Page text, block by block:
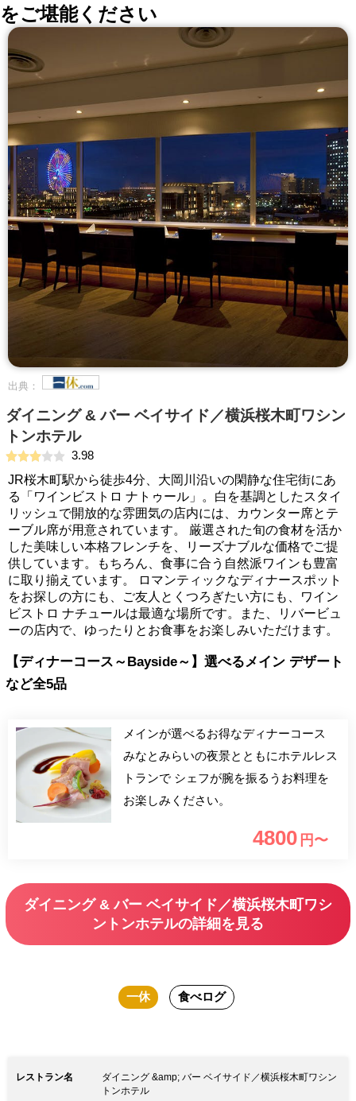
をご堪能ください
出典：
ダイニング & バー ベイサイド／横浜桜木町ワシン
トンホテル
3.98
JR桜木町駅から徒歩4分、大岡川沿いの閑静な住宅街にあ
る「ワインビストロ ナトゥール」。白を基調としたスタイ
リッシュで開放的な雰囲気の店内には、カウンター席とテ
ーブル席が用意されています。 厳選された旬の食材を活か
した美味しい本格フレンチを、リーズナブルな価格でご提
供しています。もちろん、食事に合う自然派ワインも豊富
に取り揃えています。 ロマンティックなディナースポット
をお探しの方にも、ご友人とくつろぎたい方にも、ワイン
ビストロ ナチュールは最適な場所です。また、リバービュ
ーの店内で、ゆったりとお食事をお楽しみいただけます。
【ディナーコース～Bayside～】選べるメイン デザート
など全5品
メインが選べるお得なディナーコース
みなとみらいの夜景とともにホテルレス
トランで シェフが腕を振るうお料理を
お楽しみください。
4800 円〜
ダイニング & バー ベイサイド／横浜桜木町ワシ
ントンホテルの詳細を見る
一休 食べログ
レストラン名
ダイニング &amp; バー ベイサイド／横浜桜木町ワシン
トンホテル